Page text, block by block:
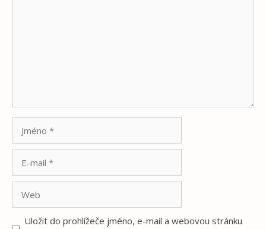
Uložit do prohlížeče jméno, e-mail a webovou stránku